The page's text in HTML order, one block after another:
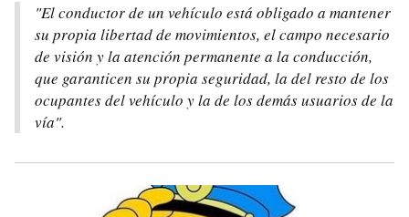
"El conductor de un vehículo está obligado a mantener
su propia libertad de movimientos, el campo necesario
de visión y la atención permanente a la conducción,
que garanticen su propia seguridad, la del resto de los
ocupantes del vehículo y la de los demás usuarios de la
vía".